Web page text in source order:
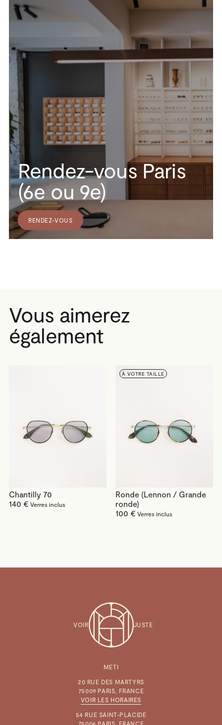
Rendez-vous Paris
(6e ou 9e)
RENDEZ-VOUS
Vous aimerez
également
Chantilly 70
140 €
Ronde (Lennon / Grande
ronde)
100 €
À VOTRE TAILLE
VOIR JUSTE
METI
20 RUE DES MARTYRS
75009 PARIS, FRANCE
VOIR LES HORAIRES
54 RUE SAINT-PLACIDE
75006 PARIS, FRANCE